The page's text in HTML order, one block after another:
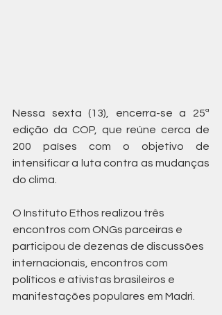
Nessa sexta (13), encerra-se a 25ª
edição da COP, que reúne cerca de
200 países com o objetivo de
intensificar a luta contra as mudanças
do clima.
O Instituto Ethos realizou três
encontros com ONGs parceiras e
participou de dezenas de discussões
internacionais, encontros com
políticos e ativistas brasileiros e
manifestações populares em Madri.